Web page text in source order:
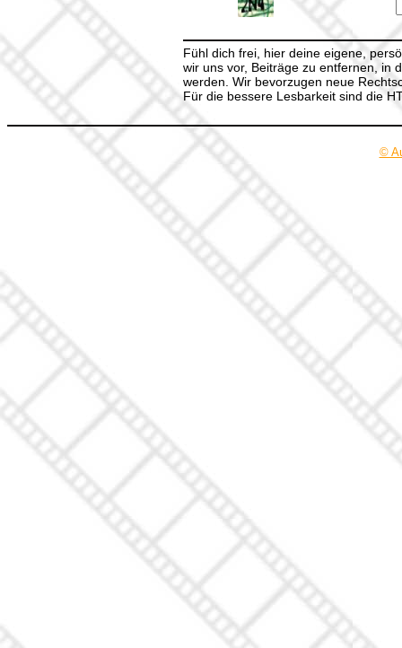
Fühl dich frei, hier deine eigene,
wir uns vor, Beiträge zu entfernen, in
werden. Wir bevorzugen neue
Für die bessere Lesbarkeit sind die
©